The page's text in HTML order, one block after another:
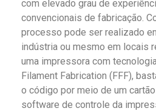
com elevado grau de
convencionais de fabricação.
processo pode ser realizado
indústria ou mesmo em locais
uma impressora com
Filament Fabrication (FFF),
o código por meio de um
software de controle da